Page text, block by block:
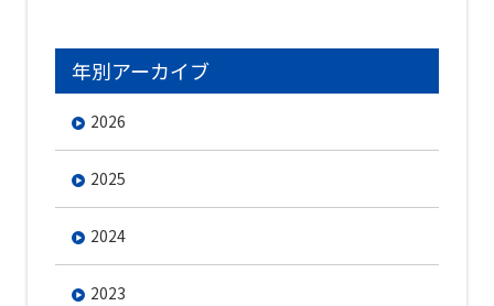
年別アーカイブ
2026
2025
2024
2023